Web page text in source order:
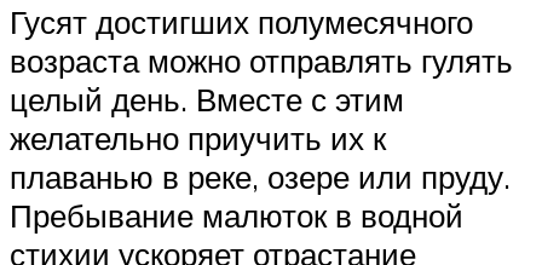
Гусят достигших полумесячного
возраста можно отправлять гулять
целый день. Вместе с этим
желательно приучить их к
плаванью в реке, озере или пруду.
Пребывание малюток в водной
стихии ускоряет отрастание